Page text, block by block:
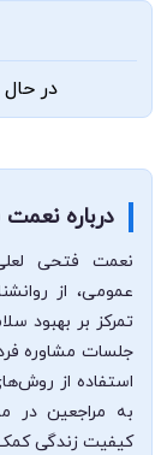
در حال
درباره
نعمت فتحی
عمومی، از
تمرکز بر بهبود
جلسات مشاوره
استفاده از
به مراجعین در
کیفیت زندگی